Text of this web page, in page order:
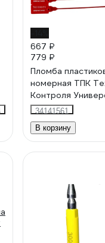
667 ₽
779 ₽
Пломба
номерная ТПК
Контроля
(цвет: красный)
24289
34141561
В корзину